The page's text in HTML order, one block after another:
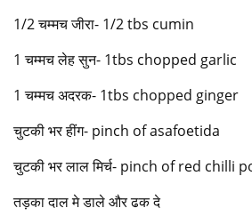
1/2 चम्मच जीरा- 1/2 tbs cumin
1 चम्मच लेह सुन- 1tbs chopped garlic
1 चम्मच अदरक- 1tbs chopped ginger
चुटकी भर हींग- pinch of asafoetida
चुटकी भर लाल मिर्च- pinch of red chilli
तड़का दाल मे डाले और ढक दे